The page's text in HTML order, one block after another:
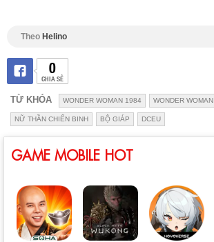
Theo Helino
0
CHIA SẺ
TỪ KHÓA WONDER WOMAN 1984 WONDER WOMAN
NỮ THẦN CHIẾN BINH BỘ GIÁP DCEU
GAME MOBILE HOT